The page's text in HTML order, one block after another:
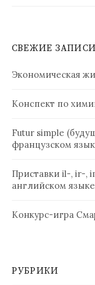
СВЕЖИЕ ЗАПИСИ
Экономическая
Конспект по
Futur simple
французском
Приставки il-, ir-,
английском языке
Конкурс-игра
РУБРИКИ